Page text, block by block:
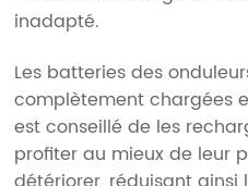
inadapté.
Les batteries des
complètement chargées
est conseillé de les
profiter au mieux de leur